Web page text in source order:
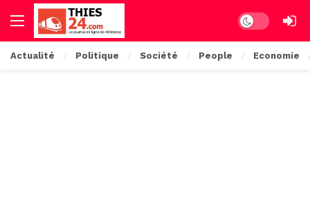
Dark mode
Actualité Politique Société People Economie